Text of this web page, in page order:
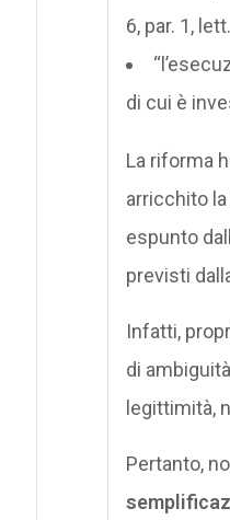
6, par. 1,
di cui è
La riforma
arricchito
espunto
previsti
Infatti,
di
legittimità,
Pertanto,